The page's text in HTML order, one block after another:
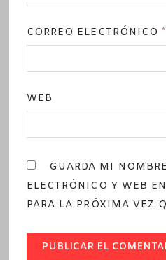
CORREO ELECTRÓNICO*
WEB
GUARDA MI
ELECTRÓNICO Y WEB
PARA LA PRÓXIMA VEZ